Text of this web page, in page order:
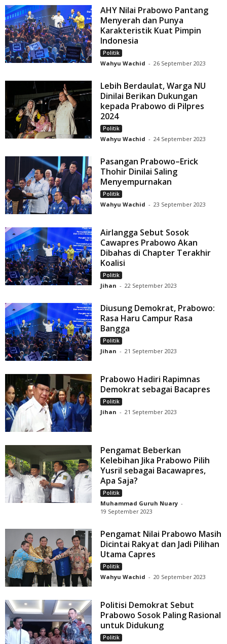
AHY Nilai Prabowo Pantang
Menyerah dan Punya
Karakteristik Kuat Pimpin
Indonesia
Politik
Wahyu Wachid - 26 September 2023
Lebih Berdaulat, Warga NU
Dinilai Berikan Dukungan
kepada Prabowo di Pilpres
2024
Politik
Wahyu Wachid - 24 September 2023
Pasangan Prabowo–Erick
Thohir Dinilai Saling
Menyempurnakan
Politik
Wahyu Wachid - 23 September 2023
Airlangga Sebut Sosok
Cawapres Prabowo Akan
Dibahas di Chapter Terakhir
Koalisi
Politik
Jihan - 22 September 2023
Diusung Demokrat, Prabowo:
Rasa Haru Campur Rasa
Bangga
Politik
Jihan - 21 September 2023
Prabowo Hadiri Rapimnas
Demokrat sebagai Bacapres
Politik
Jihan - 21 September 2023
Pengamat Beberkan
Kelebihan Jika Prabowo Pilih
Yusril sebagai Bacawapres,
Apa Saja?
Politik
Muhammad Guruh Nuary -
19 September 2023
Pengamat Nilai Prabowo Masih
Dicintai Rakyat dan Jadi Pilihan
Utama Capres
Politik
Wahyu Wachid - 20 September 2023
Politisi Demokrat Sebut
Prabowo Sosok Paling Rasional
untuk Didukung
Politik